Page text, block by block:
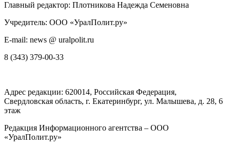
Главный редактор: Плотникова Надежда Семеновна
Учредитель: ООО «УралПолит.ру»
E-mail: news @ uralpolit.ru
8 (343) 379-00-33
Адрес редакции: 620014, Российская Федерация,
Свердловская область, г. Екатеринбург, ул. Малышева, д. 28, 6
этаж
Редакция Информационного агентства – ООО
«УралПолит.ру»